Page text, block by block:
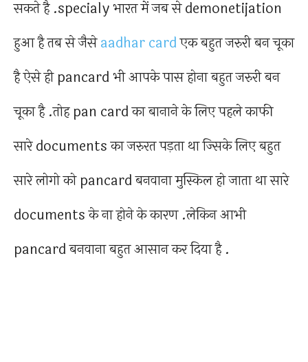
सकते है .specialy भारत में जब से demonetijation
हुआ है तब से जैसेaadhar cardएक बहुत जरुरी बन चूका
है ऐसे ही pancard भी आपके पास होना बहुत जरुरी बन
चूका है .तोह pan card का बानाने के लिए पहले काफी
सारे documents का जरुरत पड़ता था ज्सिके लिए बहुत
सारे लोगो को pancard बनवाना मुस्किल हो जाता था सारे
documents के ना होने के कारण .लेकिन आभी
pancard बनवाना बहुत आसान कर दिया है .